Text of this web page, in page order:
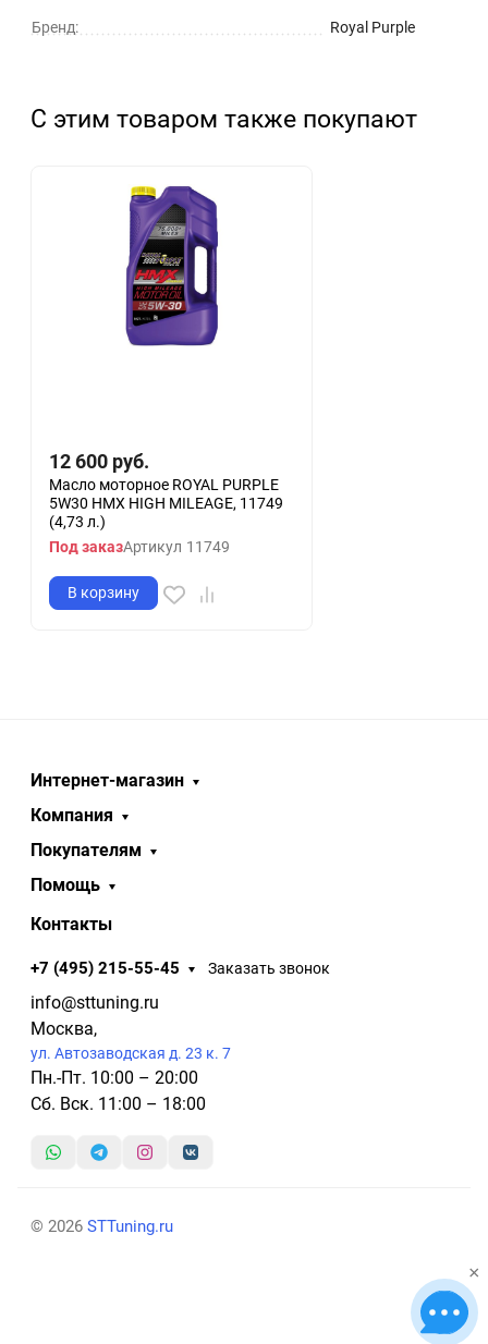
Бренд: Royal Purple
С этим товаром также покупают
12 600 руб.
Масло моторное ROYAL PURPLE
5W30 HMX HIGH MILEAGE, 11749
(4,73 л.)
Под заказАртикул 11749
В корзину
Интернет-магазин
Компания
Покупателям
Помощь
Контакты
+7 (495) 215-55-45 Заказать звонок
info@sttuning.ru
Москва,
ул. Автозаводская д. 23 к. 7
Пн.-Пт. 10:00 – 20:00
Сб. Вск. 11:00 – 18:00
© 2026 STTuning.ru
×